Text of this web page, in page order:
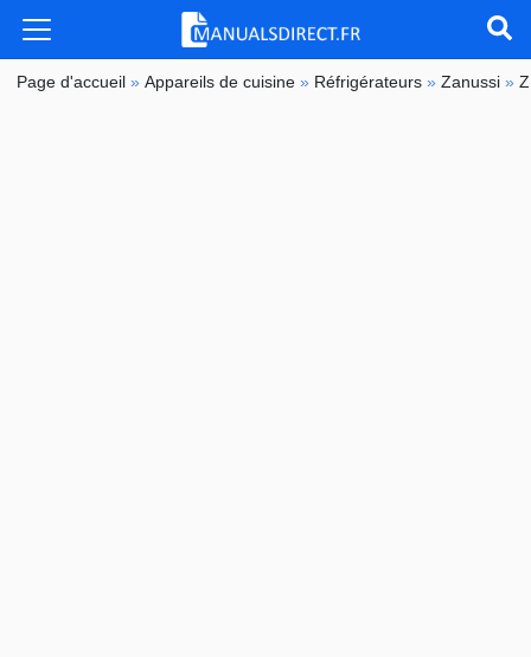
Page d'accueil »Appareils de cuisine » Réfrigérateurs »Zanussi »